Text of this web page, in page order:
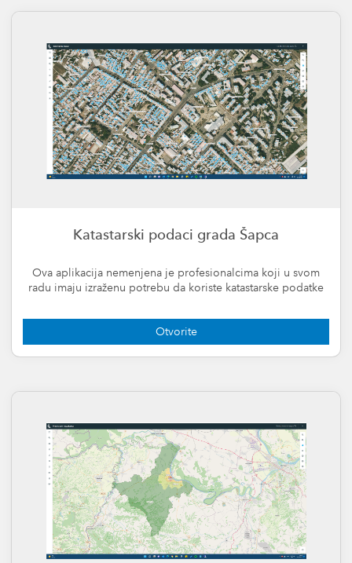
Katastarski podaci grada Šapca
Ova aplikacija nemenjena je profesionalcima koji u svom
radu imaju izraženu potrebu da koriste katastarske podatke
Otvorite